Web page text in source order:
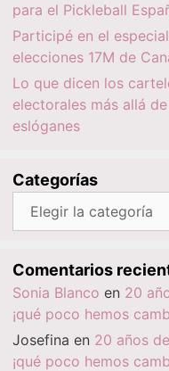
para el Pickleball
Participé en el especial
elecciones 17M de
Lo que dicen los
electorales más allá
eslóganes
Categorías
Categorías
Comentarios
Sonia Blanco en 20
¡qué poco hemos
Josefina en 20 años
¡qué poco hemos